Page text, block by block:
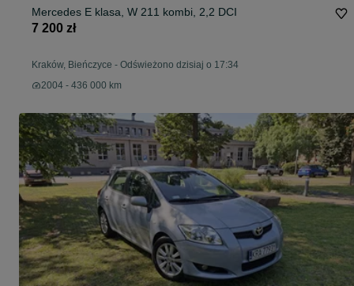
Mercedes E klasa, W 211 kombi, 2,2 DCI
7 200 zł
Kraków, Bieńczyce - Odświeżono dzisiaj o 17:34
2004 - 436 000 km